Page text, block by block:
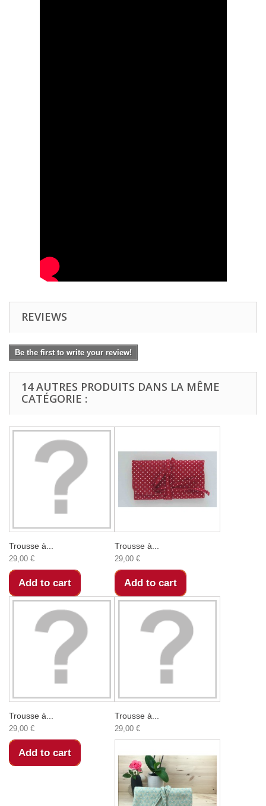
REVIEWS
Be the first to write your review!
14 AUTRES PRODUITS DANS LA MÊME
CATÉGORIE :
Trousse à...
29,00 €
Add to cart
Trousse à...
29,00 €
Add to cart
Trousse à...
29,00 €
Add to cart
Trousse à...
29,00 €